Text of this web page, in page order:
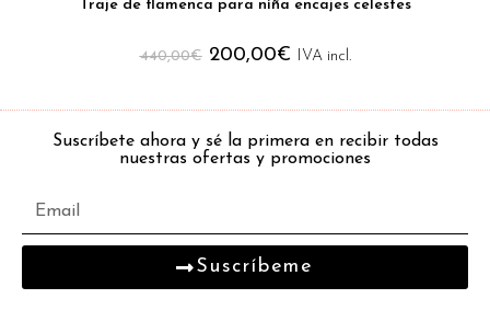
Traje de flamenca para niña encajes celestes
440,00€ 200,00€ IVA incl.
Suscríbete ahora y sé la primera en recibir todas
nuestras ofertas y promociones
Suscríbeme